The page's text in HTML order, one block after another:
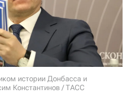
истории Донбасса и
Константинов / ТАСС
С ДРУЗЬЯМИ
donate@novayagazeta.ru